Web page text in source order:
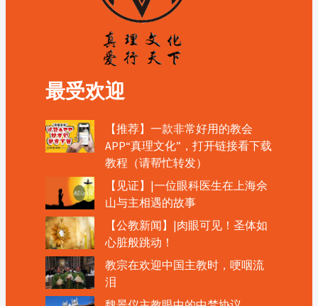
最受欢迎
【推荐】一款非常好用的教会
APP“真理文化”，打开链接看下载
教程（请帮忙转发）
【见证】|一位眼科医生在上海佘
山与主相遇的故事
【公教新闻】|肉眼可见！圣体如
心脏般跳动！
教宗在欢迎中国主教时，哽咽流
泪